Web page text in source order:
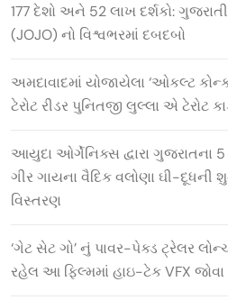
177 દેશો અને 52 લાખ દર્શકો: ગુજરાતી
(JOJO) નો વિશ્વભરમાં દબદબો
અમદાવાદમાં યોજાયેલા ‘ઓકલ્ટ
ટેરોટ રીડર પુનિતજી લુલ્લા એ ટેરોટ
આયુદા ઓર્ગેનિક્સ દ્વારા ગુજરાતના 5
ગીર ગાયના વૈદિક વલોણા ઘી-દૂધની
વિસ્તરણ
‘ગેટ સેટ ગો’ નું પાવર-પેક્ડ ટ્રેલર
રહેલ આ ફિલ્મમાં હાઇ-ટેક VFX